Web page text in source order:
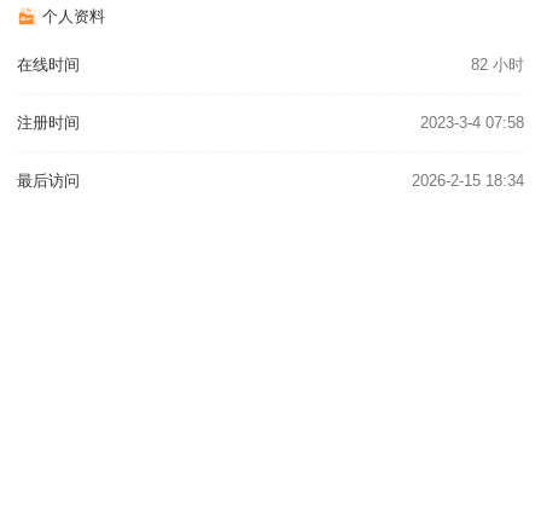
个人资料
在线时间 82 小时
注册时间 2023-3-4 07:58
最后访问 2026-2-15 18:34